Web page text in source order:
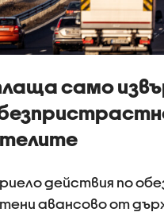
само
действия по
авансово от